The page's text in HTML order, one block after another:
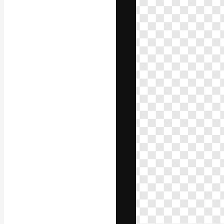
La plataforma
trabajo. Más
entre
estudios.
Español
Copyright ©